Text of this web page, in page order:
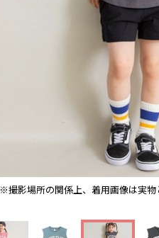
※撮影場所の関係上、着用画像は実物